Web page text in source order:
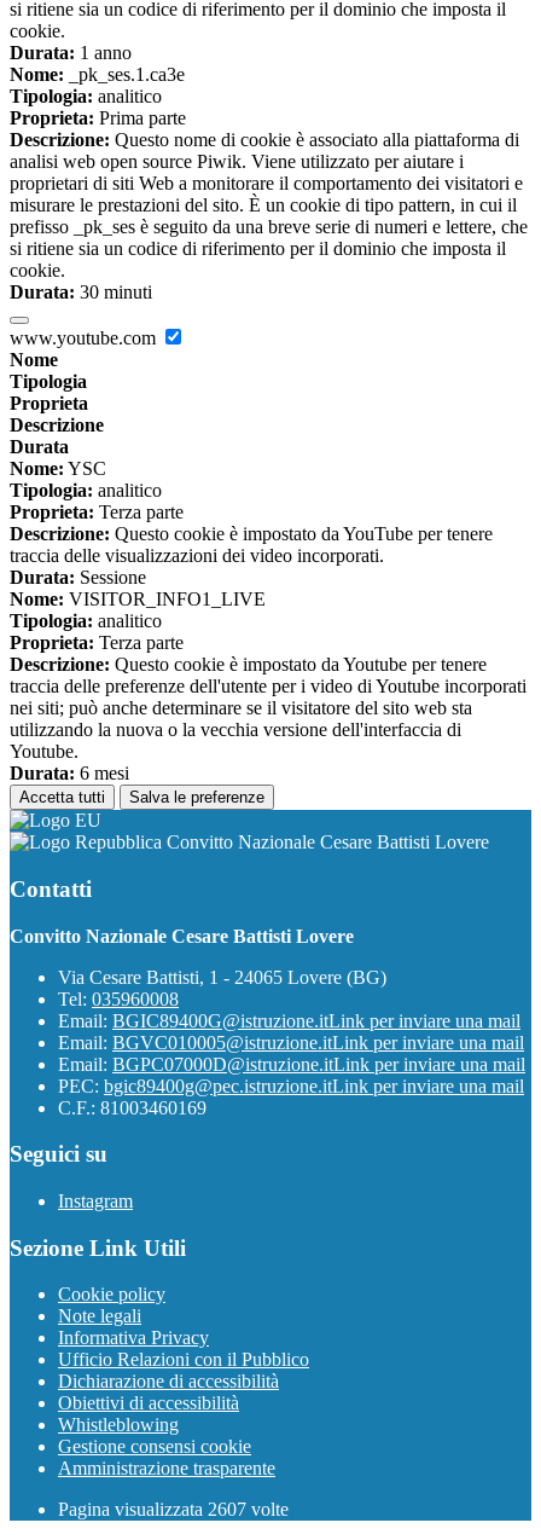
si ritiene sia un codice di riferimento per il dominio che imposta il
cookie.
Durata: 1 anno
Nome: _pk_ses.1.ca3e
Tipologia: analitico
Proprieta: Prima parte
Descrizione: Questo nome di cookie è associato alla piattaforma di
analisi web open source Piwik. Viene utilizzato per aiutare i
proprietari di siti Web a monitorare il comportamento dei visitatori e
misurare le prestazioni del sito. È un cookie di tipo pattern, in cui il
prefisso _pk_ses è seguito da una breve serie di numeri e lettere, che
si ritiene sia un codice di riferimento per il dominio che imposta il
cookie.
Durata: 30 minuti
www.youtube.com
Nome
Tipologia
Proprieta
Descrizione
Durata
Nome: YSC
Tipologia: analitico
Proprieta: Terza parte
Descrizione: Questo cookie è impostato da YouTube per tenere
traccia delle visualizzazioni dei video incorporati.
Durata: Sessione
Nome: VISITOR_INFO1_LIVE
Tipologia: analitico
Proprieta: Terza parte
Descrizione: Questo cookie è impostato da Youtube per tenere
traccia delle preferenze dell'utente per i video di Youtube incorporati
nei siti; può anche determinare se il visitatore del sito web sta
utilizzando la nuova o la vecchia versione dell'interfaccia di
Youtube.
Durata: 6 mesi
Accetta tutti Salva le preferenze
Convitto Nazionale Cesare Battisti Lovere
Contatti
Convitto Nazionale Cesare Battisti Lovere
Via Cesare Battisti, 1 - 24065 Lovere (BG)
Tel: 035960008
Email: BGIC89400G@istruzione.itLink per inviare una mail
Email: BGVC010005@istruzione.itLink per inviare una mail
Email: BGPC07000D@istruzione.itLink per inviare una mail
PEC: bgic89400g@pec.istruzione.itLink per inviare una mail
C.F.: 81003460169
Seguici su
Instagram
Sezione Link Utili
Cookie policy
Note legali
Informativa Privacy
Ufficio Relazioni con il Pubblico
Dichiarazione di accessibilità
Obiettivi di accessibilità
Whistleblowing
Gestione consensi cookie
Amministrazione trasparente
Pagina visualizzata 2607 volte